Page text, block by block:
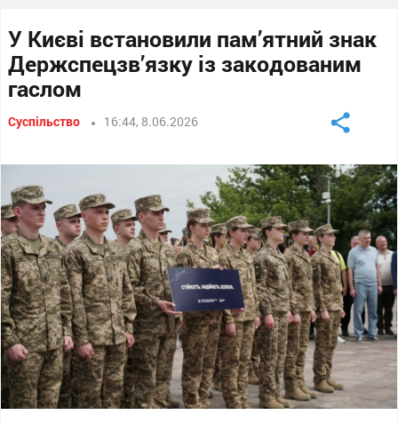
У Києві встановили пам’ятний знак
Держспецзв’язку із закодованим
гаслом
Суспільство 16:44, 8.06.2026